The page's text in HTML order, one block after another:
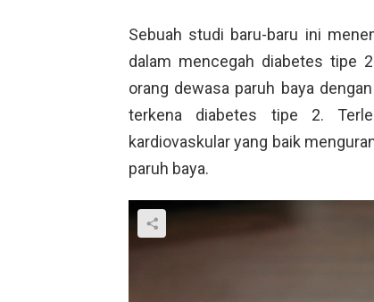
Sebuah studi baru-baru ini
dalam mencegah diabetes tipe
orang dewasa paruh baya
terkena diabetes tipe 2.
kardiovaskular yang baik
paruh baya.